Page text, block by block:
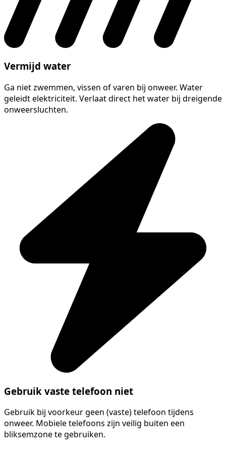
Vermijd water
Ga niet zwemmen, vissen of varen bij onweer. Water
geleidt elektriciteit. Verlaat direct het water bij dreigende
onweersluchten.
Gebruik vaste telefoon niet
Gebruik bij voorkeur geen (vaste) telefoon tijdens
onweer. Mobiele telefoons zijn veilig buiten een
bliksemzone te gebruiken.